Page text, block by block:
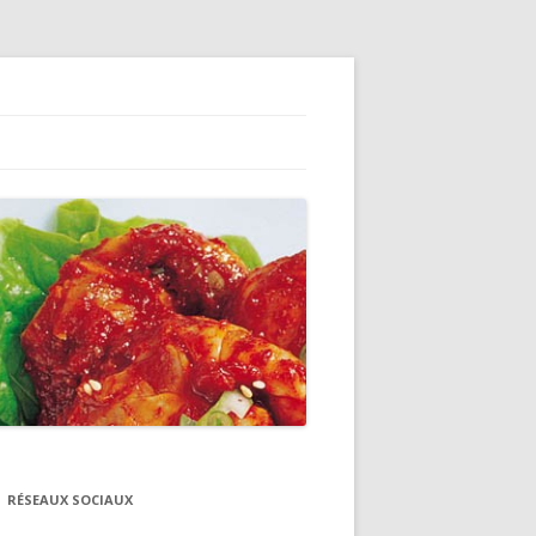
RÉSEAUX SOCIAUX